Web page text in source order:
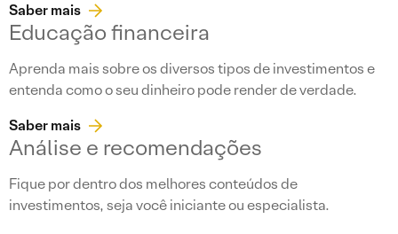
Saber mais
Educação financeira
Aprenda mais sobre os diversos tipos de investimentos e
entenda como o seu dinheiro pode render de verdade.
Saber mais
Análise e recomendações
Fique por dentro dos melhores conteúdos de
investimentos, seja você iniciante ou especialista.